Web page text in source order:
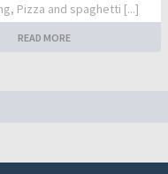
Pizza and spaghetti [...]
READ MORE